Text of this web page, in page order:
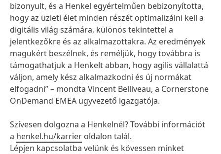
bizonyult, és a Henkel egyértelműen bebizonyította,
hogy az üzleti élet minden részét optimalizálni kell a
digitális világ számára, különös tekintettel a
jelentkezőkre és az alkalmazottakra. Az eredmények
magukért beszélnek, és reméljük, hogy továbbra is
támogathatjuk a Henkelt abban, hogy agilis vállalattá
váljon, amely kész alkalmazkodni és új normákat
elfogadni” – mondta Vincent Belliveau, a Cornerstone
OnDemand EMEA ügyvezető igazgatója.
Szívesen dolgozna a Henkelnél? További információt
a henkel.hu/karrier oldalon talál.
Lépjen kapcsolatba velünk és kövessen minket